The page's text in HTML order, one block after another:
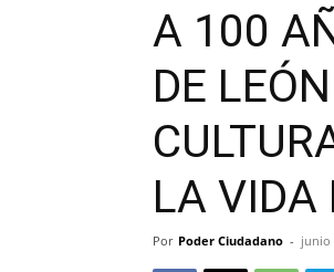
A 100
DE
LA VIDA
Por Poder Ciudadano - junio